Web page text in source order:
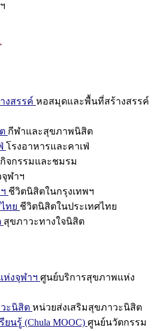
งสรรค์ หอสมุดและพื้นที่สร้างสรรค์
กีฬาและสุขภาพนิสิต
โรงอาหารและคาเฟ่
กิจกรรมและชมรม
ฬาฯ
ชีวิตนิสิตในกรุงเทพฯ
ทย ชีวิตนิสิตในประเทศไทย
สุขภาวะทางใจนิสิต
งจุฬาฯ ศูนย์บริการสุขภาพแห่ง
ะนิสิต หน่วยส่งเสริมสุขภาวะนิสิต
นรู้ (Chula MOOC) ศูนย์นวัตกรรม